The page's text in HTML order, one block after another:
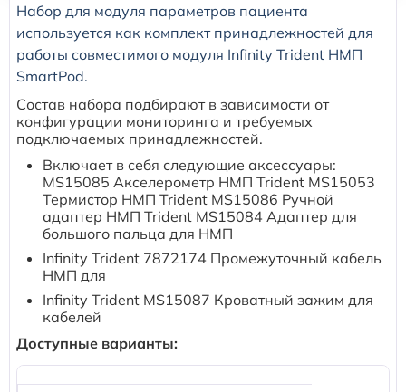
Набор для модуля параметров пациента
используется как комплект принадлежностей для
работы совместимого модуля Infinity Trident НМП
SmartPod.
Состав набора подбирают в зависимости от
конфигурации мониторинга и требуемых
подключаемых принадлежностей.
Включает в себя следующие аксессуары:
MS15085 Акселерометр НМП Trident MS15053
Термистор НМП Trident MS15086 Ручной
адаптер НМП Trident MS15084 Адаптер для
большого пальца для НМП
Infinity Trident 7872174 Промежуточный кабель
НМП для
Infinity Trident MS15087 Кроватный зажим для
кабелей
Доступные варианты:
Расходные материалы к аппаратам ИВЛ Hamilton
Расходные материалы к аппаратам ИВЛ Mindray
Расходные материалы к аппаратам ИВЛ Drager
Расходные материалы к аппаратам Comen
Расходные материалы для ИВЛ Puritan Bennett
Расходные материалы к аппаратам Philips